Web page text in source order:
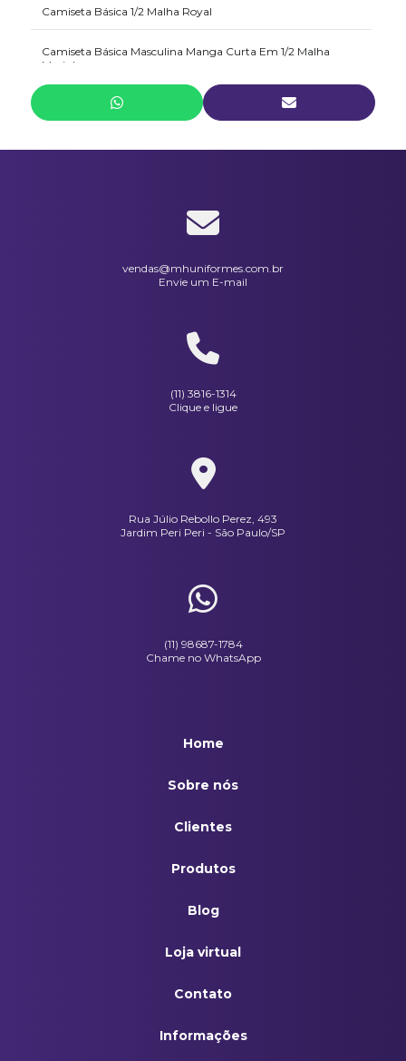
Camiseta Básica 1/2 Malha Royal
Camiseta Básica Masculina Manga Curta Em 1/2 Malha
Marinho
Camiseta Polo Em Piquet Marinho
Jaqueta Masculino Em Microfibra Preto
Paletó Masculino Em Oxfordvendas@mhuniformes.com.br
Envie um E-mail
(11) 3816-1314
Clique e ligue
Rua Júlio Rebollo Perez, 493
Jardim Peri Peri - São Paulo/SP
(11) 98687-1784
Chame no WhatsApp
Home
Sobre nós
Clientes
Produtos
Blog
Loja virtual
Contato
Informações